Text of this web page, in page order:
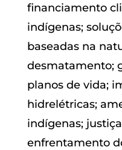
financiamento
indígenas;
baseadas na
desmatamento;
planos de vida;
hidrelétricas;
indígenas;
enfrentamento